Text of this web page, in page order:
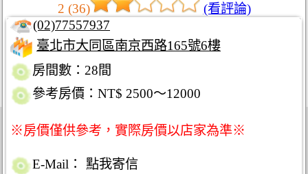
2 (36)
(看評論)
(02)77557937
臺北市大同區南京西路165號6樓
房間數：28間
參考房價：NT$ 2500～12000
※房價僅供參考，實際房價以店家為準※
E-Mail：
點我寄信